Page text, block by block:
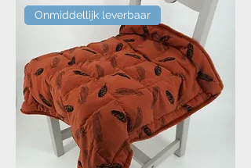
Onmiddellijk leverbaar